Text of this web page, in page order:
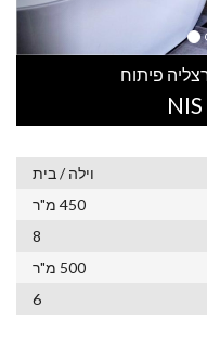
וילה / בית
450 מ"ר
8
500 מ"ר
6